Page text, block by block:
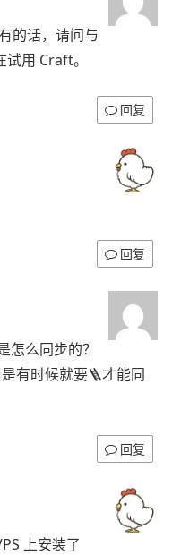
的话，请问与
用 Craft。
回复
回复
么同步的？
有时候就要🪜才能同
回复
上安装了